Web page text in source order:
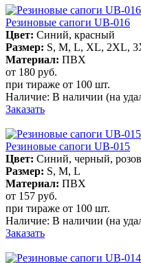
Резиновые сапоги UB-016
Цвет: Синий, красный
Размер: S, M, L, XL, 2XL,
Материал: ПВХ
от 180 руб.
при тираже от 100 шт.
Наличие: В наличии (на
Заказать
Резиновые сапоги UB-015
Цвет: Синий, черный,
Размер: S, M, L
Материал: ПВХ
от 157 руб.
при тираже от 100 шт.
Наличие: В наличии (на
Заказать